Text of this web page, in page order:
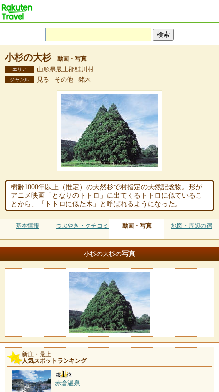
小杉の大杉 動画・写真
エリア 山形県最上郡鮭川村
ジャンル 見る - その他 - 銘木
樹齢1000年以上（推定）の天然杉で村指定の天然記念物。形が
アニメ映画「となりのトトロ」に出てくるトトロに似ているこ
とから、「トトロに似た木」と呼ばれるようになった。
基本情報 つぶやき・クチコミ 動画・写真 地図・周辺の宿
小杉の大杉の写真
新庄・最上
人気スポットランキング
赤倉温泉